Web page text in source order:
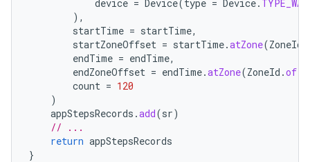
device = Device(type = Device.
),
startTime = startTime,
startZoneOffset = startTime.atZone(ZoneId
endTime = endTime,
endZoneOffset = endTime.atZone(ZoneId .of
count = 120
)
appStepsRecords .add(sr)
// ...
return appStepsRecords
}